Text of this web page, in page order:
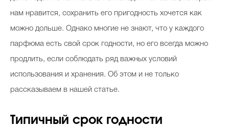
нам нравится, сохранить его пригодность хочется как
можно дольше. Однако многие не знают, что у каждого
парфюма есть свой срок годности, но его всегда можно
продлить, если соблюдать ряд важных условий
использования и хранения. Об этом и не только
рассказываем в нашей статье.
Типичный срок годности